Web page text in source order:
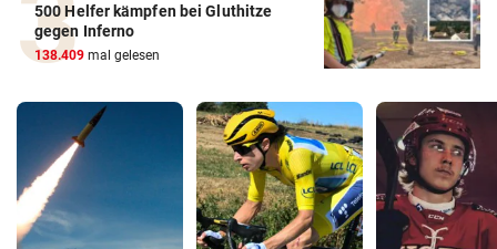
500 Helfer kämpfen bei Gluthitze
gegen Inferno
138.409 mal gelesen